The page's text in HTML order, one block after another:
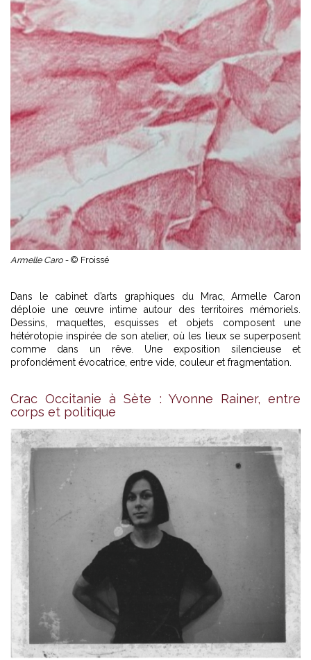
Armelle Caro - © Froissé
Dans le cabinet d’arts graphiques du Mrac, Armelle Caron
déploie une œuvre intime autour des territoires mémoriels.
Dessins, maquettes, esquisses et objets composent une
hétérotopie inspirée de son atelier, où les lieux se superposent
comme dans un rêve. Une exposition silencieuse et
profondément évocatrice, entre vide, couleur et fragmentation.
Crac Occitanie à Sète : Yvonne Rainer, entre
corps et politique